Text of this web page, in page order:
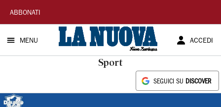
La
Nuova
Sardegna
ABBONATI
MENU ACCEDI
Sport
SEGUICI SU DISCOVER